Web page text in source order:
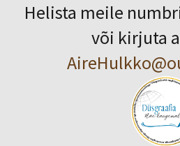
Helista meile
või kirjuta